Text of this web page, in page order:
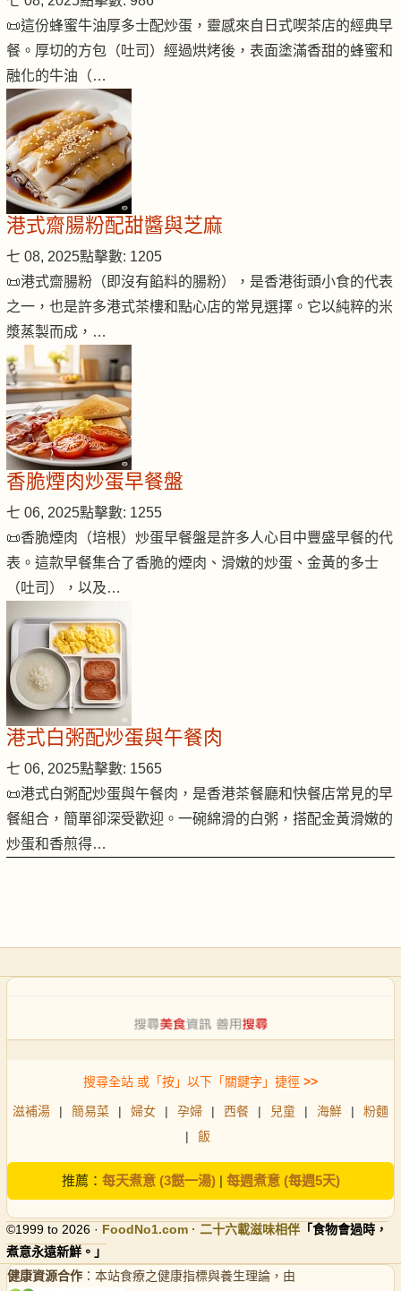
📜這份蜂蜜牛油厚多士配炒蛋，靈感來自日式喫茶店的經典早
餐。厚切的方包（吐司）經過烘烤後，表面塗滿香甜的蜂蜜和
融化的牛油（…
港式齋腸粉配甜醬與芝麻
七 08, 2025點擊數: 1205
📜港式齋腸粉（即沒有餡料的腸粉），是香港街頭小食的代表
之一，也是許多港式茶樓和點心店的常見選擇。它以純粹的米
漿蒸製而成，…
香脆煙肉炒蛋早餐盤
七 06, 2025點擊數: 1255
📜香脆煙肉（培根）炒蛋早餐盤是許多人心目中豐盛早餐的代
表。這款早餐集合了香脆的煙肉、滑嫩的炒蛋、金黃的多士
（吐司），以及…
港式白粥配炒蛋與午餐肉
七 06, 2025點擊數: 1565
📜港式白粥配炒蛋與午餐肉，是香港茶餐廳和快餐店常見的早
餐組合，簡單卻深受歡迎。一碗綿滑的白粥，搭配金黃滑嫩的
炒蛋和香煎得…
搜尋全站 或「按」以下「關鍵字」捷徑 >>
滋補湯 | 簡易菜 | 婦女 | 孕婦 | 西餐 | 兒童 | 海鮮 |
粉麵
|
飯
推薦： 每天煮意 (3餸一湯)| 每週煮意 (每週5天)
©1999 to 2026 · FoodNo1.com · 二十六載滋味相伴 「食物會過時，
煮意永遠新鮮。」
健康資源合作 ：本站食療之健康指標與養生理論，由